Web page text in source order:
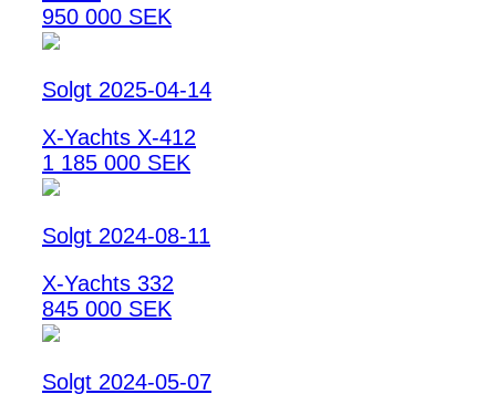
950 000 SEK
Solgt 2025-04-14
X-Yachts X-412
1 185 000 SEK
Solgt 2024-08-11
X-Yachts 332
845 000 SEK
Solgt 2024-05-07